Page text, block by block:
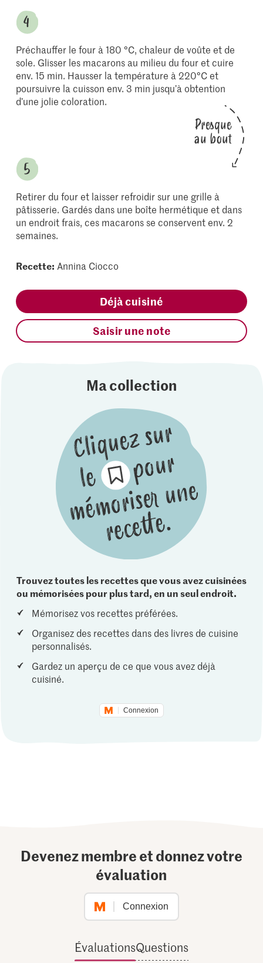
Préchauffer le four à 180 °C, chaleur de voûte et de
sole. Glisser les macarons au milieu du four et cuire
env. 15 min. Hausser la température à 220°C et
poursuivre la cuisson env. 3 min jusqu’à obtention
d’une jolie coloration.
Presque
au bout
Retirer du four et laisser refroidir sur une grille à
pâtisserie. Gardés dans une boîte hermétique et dans
un endroit frais, ces macarons se conservent env. 2
semaines.
Recette: Annina Ciocco
Déjà cuisiné
Saisir une note
Ma collection
Trouvez toutes les recettes que vous avez cuisinées
ou mémorisées pour plus tard, en un seul endroit.
Mémorisez vos recettes préférées.
Organisez des recettes dans des livres de cuisine
personnalisés.
Gardez un aperçu de ce que vous avez déjà
cuisiné.
Connexion
Devenez membre et donnez votre
évaluation
Connexion
ÉvaluationsQuestions